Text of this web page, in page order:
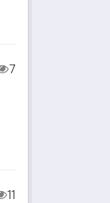
7
11